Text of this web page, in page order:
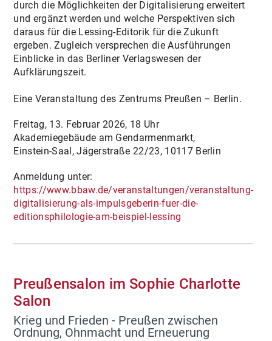
durch die Möglichkeiten der Digitalisierung erweitert
und ergänzt werden und welche Perspektiven sich
daraus für die Lessing-Editorik für die Zukunft
ergeben. Zugleich versprechen die Ausführungen
Einblicke in das Berliner Verlagswesen der
Aufklärungszeit.
Eine Veranstaltung des Zentrums Preußen – Berlin.
Freitag, 13. Februar 2026, 18 Uhr
Akademiegebäude am Gendarmenmarkt,
Einstein-Saal, Jägerstraße 22/23, 10117 Berlin
Anmeldung unter:
https://www.bbaw.de/veranstaltungen/veranstaltung-
digitalisierung-als-impulsgeberin-fuer-die-
editionsphilologie-am-beispiel-lessing
Preußensalon im Sophie Charlotte
Salon
Krieg und Frieden - Preußen zwischen
Ordnung, Ohnmacht und Erneuerung